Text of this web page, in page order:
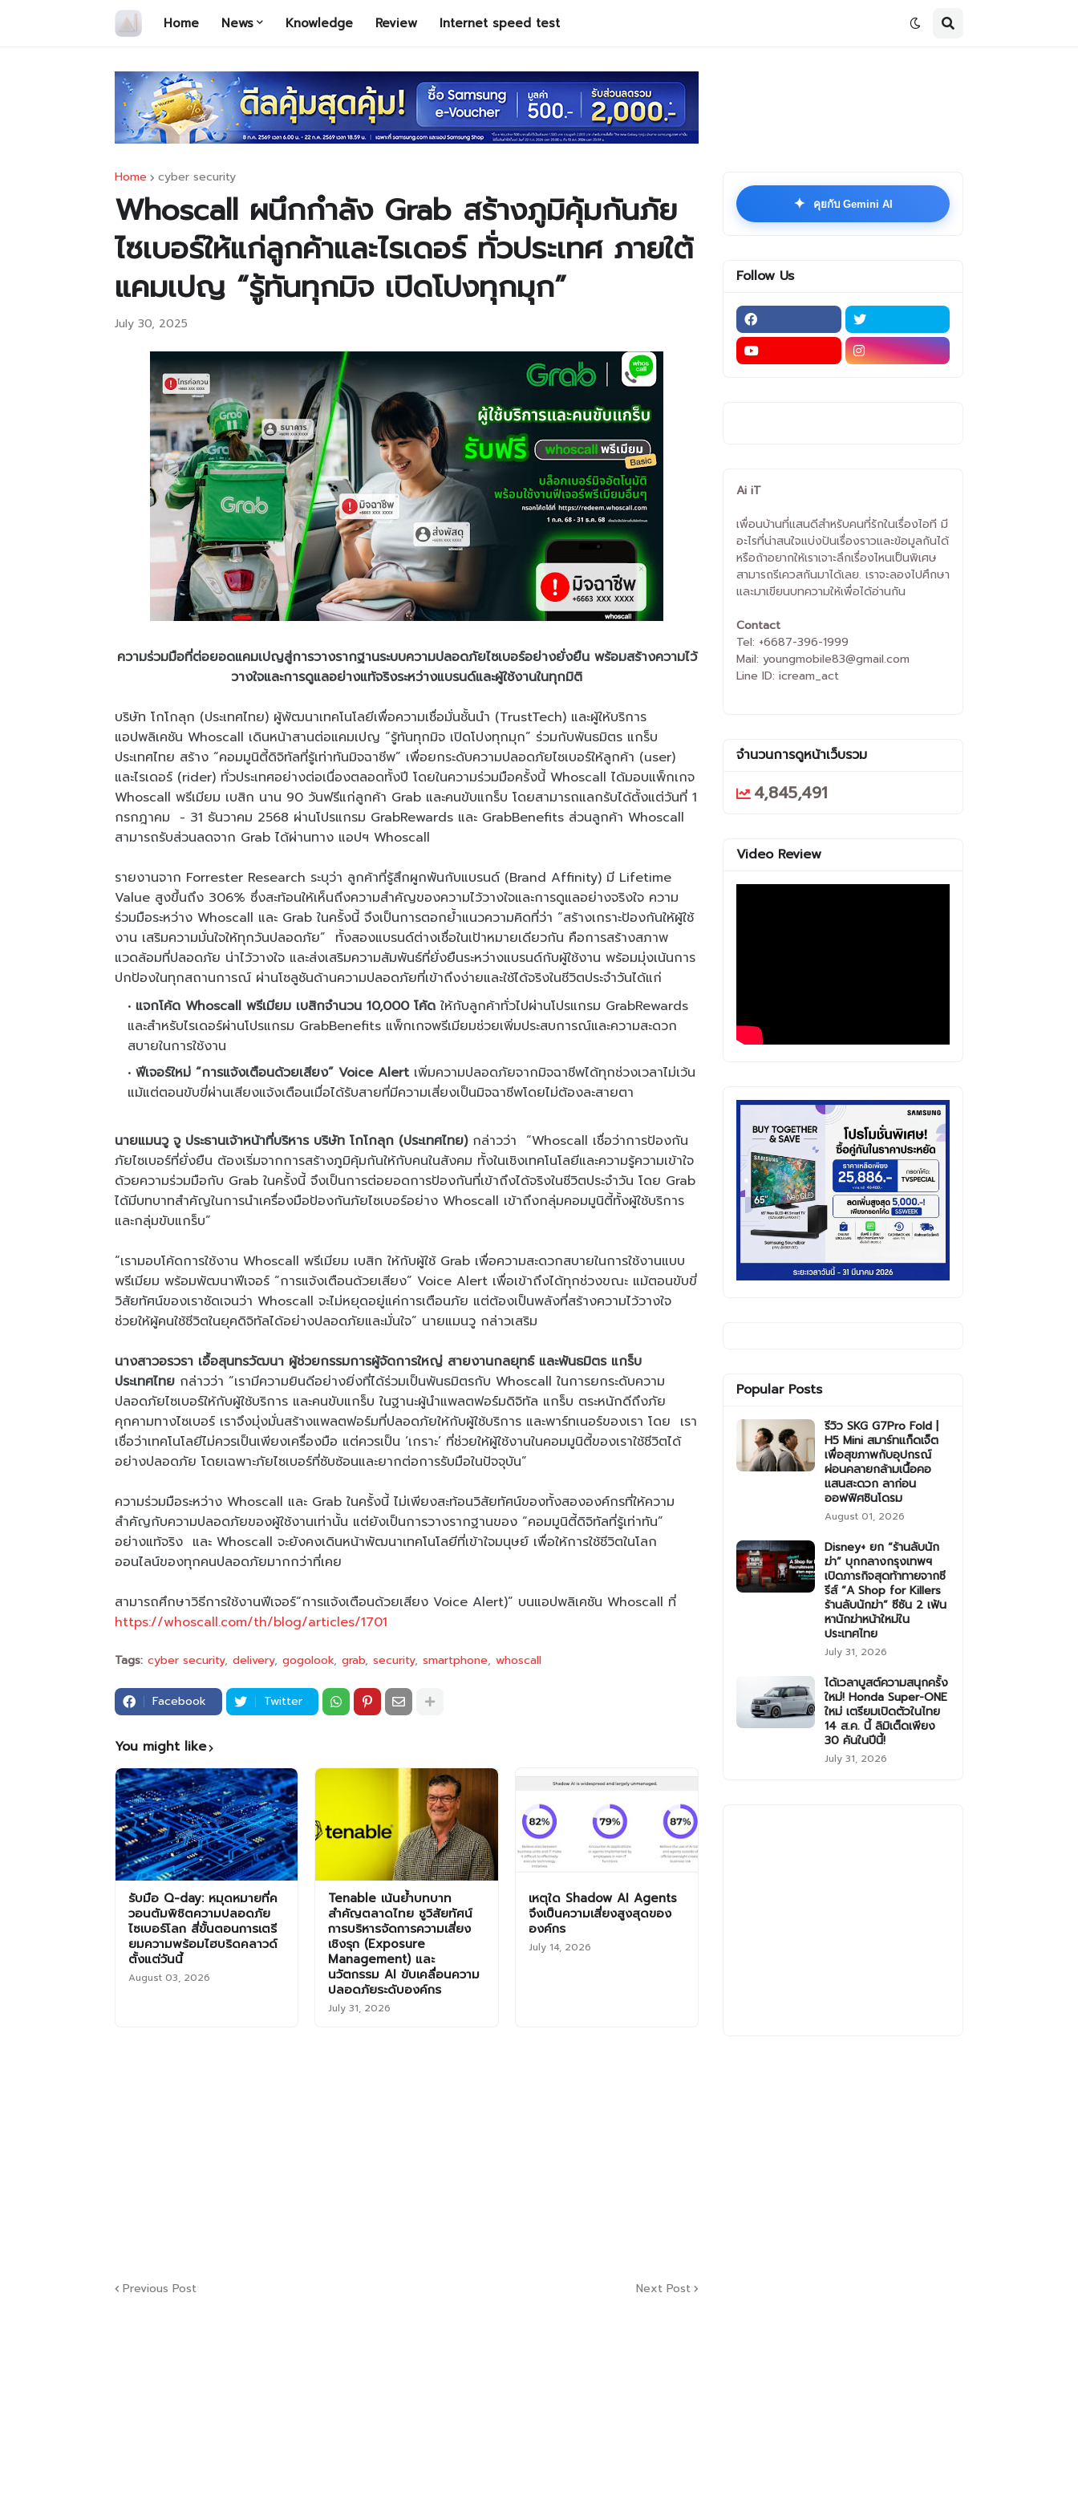
Home News Knowledge Review Internet speed test
Home cyber security
Whoscall ผนึกกำลัง Grab สร้างภูมิคุ้มกันภัย
ไซเบอร์ให้แก่ลูกค้าและไรเดอร์ ทั่วประเทศ ภายใต้
แคมเปญ “รู้ทันทุกมิจ เปิดโปงทุกมุก”
July 30, 2025
ความร่วมมือที่ต่อยอดแคมเปญสู่การวางรากฐานระบบความปลอดภัยไซเบอร์อย่างยั่งยืน พร้อมสร้างความไว้
วางใจและการดูแลอย่างแท้จริงระหว่างแบรนด์และผู้ใช้งานในทุกมิติ
บริษัท โกโกลุก (ประเทศไทย) ผู้พัฒนาเทคโนโลยีเพื่อความเชื่อมั่นชั้นนำ (TrustTech) และผู้ให้บริการ
แอปพลิเคชัน Whoscall เดินหน้าสานต่อแคมเปญ “รู้ทันทุกมิจ เปิดโปงทุกมุก” ร่วมกับพันธมิตร แกร็บ
ประเทศไทย สร้าง “คอมมูนิตี้ดิจิทัลที่รู้เท่าทันมิจฉาชีพ” เพื่อยกระดับความปลอดภัยไซเบอร์ให้ลูกค้า (user)
และไรเดอร์ (rider) ทั่วประเทศอย่างต่อเนื่องตลอดทั้งปี โดยในความร่วมมือครั้งนี้ Whoscall ได้มอบแพ็กเกจ
Whoscall พรีเมียม เบสิก นาน 90 วันฟรีแก่ลูกค้า Grab และคนขับแกร็บ โดยสามารถแลกรับได้ตั้งแต่วันที่ 1
กรกฎาคม - 31 ธันวาคม 2568 ผ่านโปรแกรม GrabRewards และ GrabBenefits ส่วนลูกค้า Whoscall
สามารถรับส่วนลดจาก Grab ได้ผ่านทาง แอปฯ Whoscall
รายงานจาก Forrester Research ระบุว่า ลูกค้าที่รู้สึกผูกพันกับแบรนด์ (Brand Affinity) มี Lifetime
Value สูงขึ้นถึง 306% ซึ่งสะท้อนให้เห็นถึงความสำคัญของความไว้วางใจและการดูแลอย่างจริงใจ ความ
ร่วมมือระหว่าง Whoscall และ Grab ในครั้งนี้ จึงเป็นการตอกย้ำแนวความคิดที่ว่า “สร้างเกราะป้องกันให้ผู้ใช้
งาน เสริมความมั่นใจให้ทุกวันปลอดภัย” ทั้งสองแบรนด์ต่างเชื่อในเป้าหมายเดียวกัน คือการสร้างสภาพ
แวดล้อมที่ปลอดภัย น่าไว้วางใจ และส่งเสริมความสัมพันธ์ที่ยั่งยืนระหว่างแบรนด์กับผู้ใช้งาน พร้อมมุ่งเน้นการ
ปกป้องในทุกสถานการณ์ ผ่านโซลูชันด้านความปลอดภัยที่เข้าถึงง่ายและใช้ได้จริงในชีวิตประจำวันได้แก่
แจกโค้ด Whoscall พรีเมียม เบสิกจำนวน 10,000 โค้ดให้กับลูกค้าทั่วไปผ่านโปรแกรม GrabRewards
และสำหรับไรเดอร์ผ่านโปรแกรม GrabBenefits แพ็กเกจพรีเมียมช่วยเพิ่มประสบการณ์และความสะดวก
สบายในการใช้งาน
ฟีเจอร์ใหม่ “การแจ้งเตือนด้วยเสียง” Voice Alert เพิ่มความปลอดภัยจากมิจฉาชีพได้ทุกช่วงเวลาไม่เว้น
แม้แต่ตอนขับขี่ผ่านเสียงแจ้งเตือนเมื่อได้รับสายที่มีความเสี่ยงเป็นมิจฉาชีพโดยไม่ต้องละสายตา
นายแมนวู จู ประธานเจ้าหน้าที่บริหาร บริษัท โกโกลุก (ประเทศไทย)กล่าวว่า “Whoscall เชื่อว่าการป้องกัน
ภัยไซเบอร์ที่ยั่งยืน ต้องเริ่มจากการสร้างภูมิคุ้มกันให้กับคนในสังคม ทั้งในเชิงเทคโนโลยีและความรู้ความเข้าใจ
ด้วยความร่วมมือกับ Grab ในครั้งนี้ จึงเป็นการต่อยอดการป้องกันที่เข้าถึงได้จริงในชีวิตประจำวัน โดย Grab
ได้มีบทบาทสำคัญในการนำเครื่องมือป้องกันภัยไซเบอร์อย่าง Whoscall เข้าถึงกลุ่มคอมมูนิตี้ทั้งผู้ใช้บริการ
และกลุ่มขับแกร็บ”
“เรามอบโค้ดการใช้งาน Whoscall พรีเมียม เบสิก ให้กับผู้ใช้ Grab เพื่อความสะดวกสบายในการใช้งานแบบ
พรีเมียม พร้อมพัฒนาฟีเจอร์ “การแจ้งเตือนด้วยเสียง” Voice Alert เพื่อเข้าถึงได้ทุกช่วงขณะ แม้ตอนขับขี่
วิสัยทัศน์ของเราชัดเจนว่า Whoscall จะไม่หยุดอยู่แค่การเตือนภัย แต่ต้องเป็นพลังที่สร้างความไว้วางใจ
ช่วยให้ผู้คนใช้ชีวิตในยุคดิจิทัลได้อย่างปลอดภัยและมั่นใจ” นายแมนวู กล่าวเสริม
นางสาวอรวรา เอื้อสุนทรวัฒนา ผู้ช่วยกรรมการผู้จัดการใหญ่ สายงานกลยุทธ์ และพันธมิตร แกร็บ
ประเทศไทย กล่าวว่า “เรามีความยินดีอย่างยิ่งที่ได้ร่วมเป็นพันธมิตรกับ Whoscall ในการยกระดับความ
ปลอดภัยไซเบอร์ให้กับผู้ใช้บริการ และคนขับแกร็บ ในฐานะผู้นำแพลตฟอร์มดิจิทัล แกร็บ ตระหนักดีถึงภัย
คุกคามทางไซเบอร์ เราจึงมุ่งมั่นสร้างแพลตฟอร์มที่ปลอดภัยให้กับผู้ใช้บริการ และพาร์ทเนอร์ของเรา โดย เรา
เชื่อว่าเทคโนโลยีไม่ควรเป็นเพียงเครื่องมือ แต่ควรเป็น ‘เกราะ’ ที่ช่วยให้ผู้ใช้งานในคอมมูนิตี้ของเราใช้ชีวิตได้
อย่างปลอดภัย โดยเฉพาะภัยไซเบอร์ที่ซับซ้อนและยากต่อการรับมือในปัจจุบัน”
ความร่วมมือระหว่าง Whoscall และ Grab ในครั้งนี้ ไม่เพียงสะท้อนวิสัยทัศน์ของทั้งสององค์กรที่ให้ความ
สำคัญกับความปลอดภัยของผู้ใช้งานเท่านั้น แต่ยังเป็นการวางรากฐานของ “คอมมูนิตี้ดิจิทัลที่รู้เท่าทัน”
อย่างแท้จริง และ Whoscall จะยังคงเดินหน้าพัฒนาเทคโนโลยีที่เข้าใจมนุษย์ เพื่อให้การใช้ชีวิตในโลก
ออนไลน์ของทุกคนปลอดภัยมากกว่าที่เคย
สามารถศึกษาวิธีการใช้งานฟีเจอร์“การแจ้งเตือนด้วยเสียง Voice Alert)” บนแอปพลิเคชัน Whoscall ที่
https://whoscall.com/th/blog/articles/1701
Tags: cyber security delivery gogolook grab security smartphone whoscall
Facebook Twitter
You might like
รับมือ Q-day: หมุดหมายที่ค
วอนตัมพิชิตความปลอดภัย
ไซเบอร์โลก สี่ขั้นตอนการเตรี
ยมความพร้อมไฮบริดคลาวด์
ตั้งแต่วันนี้
August 03, 2026
Tenable เน้นย้ำบทบาท
สำคัญตลาดไทย ชูวิสัยทัศน์
การบริหารจัดการความเสี่ยง
เชิงรุก (Exposure
Management) และ
นวัตกรรม AI ขับเคลื่อนความ
ปลอดภัยระดับองค์กร
July 31, 2026
เหตุใด Shadow AI Agents
จึงเป็นความเสี่ยงสูงสุดของ
องค์กร
July 14, 2026
Previous Post Next Post
✦ คุยกับ Gemini AI
Follow Us
Ai iT
เพื่อนบ้านที่แสนดีสำหรับคนที่รักในเรื่องไอที มี
อะไรที่น่าสนใจแบ่งปันเรื่องราวและข้อมูลกันได้
หรือถ้าอยากให้เราเจาะลึกเรื่องไหนเป็นพิเศษ
สามารถรีเควสกันมาได้เลย. เราจะลองไปศึกษา
และมาเขียนบทความให้เพื่อได้อ่านกัน
Contact
Tel: +6687-396-1999
Mail: youngmobile83@gmail.com
Line ID: icream_act
จำนวนการดูหน้าเว็บรวม
4,845,491
Video Review
Popular Posts
รีวิว SKG G7Pro Fold |
H5 Mini สมาร์ทแก็ดเจ็ต
เพื่อสุขภาพกับอุปกรณ์
ผ่อนคลายกล้ามเนื้อคอ
แสนสะดวก ลาก่อน
ออฟฟิศซินโดรม
August 01, 2026
Disney+ ยก “ร้านลับนัก
ฆ่า” บุกกลางกรุงเทพฯ
เปิดภารกิจสุดท้าทายจากซี
รีส์ “A Shop for Killers
ร้านลับนักฆ่า” ซีซัน 2 เฟ้น
หานักฆ่าหน้าใหม่ใน
ประเทศไทย
July 31, 2026
ได้เวลาบูสต์ความสนุกครั้ง
ใหม่! Honda Super-ONE
ใหม่ เตรียมเปิดตัวในไทย
14 ส.ค. นี้ ลิมิเต็ดเพียง
30 คันในปีนี้!
July 31, 2026